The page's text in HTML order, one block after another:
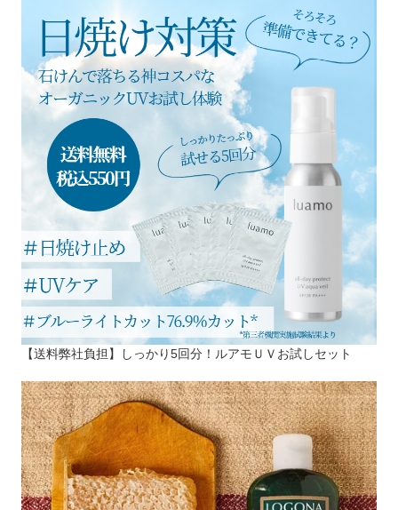
【送料弊社負担】しっかり5回分！ルアモＵＶお試しセット